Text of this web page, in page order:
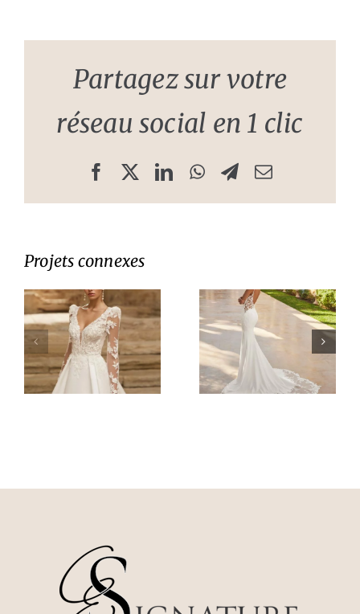
Partagez sur votre
réseau social en 1 clic
FacebookLinkedInWhatsApp
Telegram
Email
Projets connexes
Robe de
mariée
Oimbra
Robe de
mariée
Fiore